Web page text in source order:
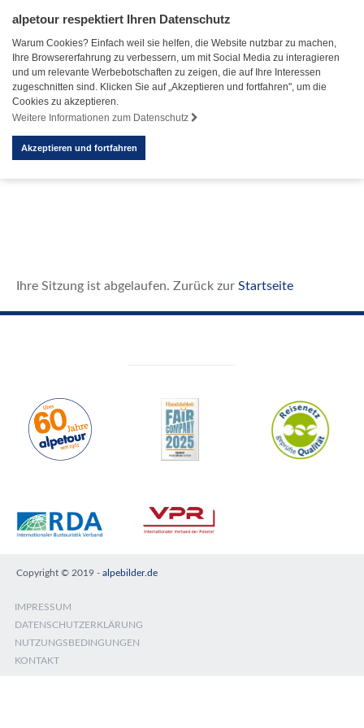
alpetour respektiert Ihren Datenschutz
Warum Cookies? Einfach weil sie helfen, die Website nutzbar zu machen,
Ihre Browsererfahrung zu verbessern, um mit Social Media zu interagieren
und um relevante Werbebotschaften zu zeigen, die auf Ihre Interessen
zugeschnitten sind. Klicken Sie auf „Akzeptieren und fortfahren", um die
Cookies zu akzeptieren.
Weitere Informationen zum Datenschutz
Akzeptieren und fortfahren
Ihre Sitzung ist abgelaufen. Zurück zur Startseite
Copyright © 2019 - alpebilder.de
IMPRESSUM
DATENSCHUTZERKLÄRUNG
NUTZUNGSBEDINGUNGEN
KONTAKT